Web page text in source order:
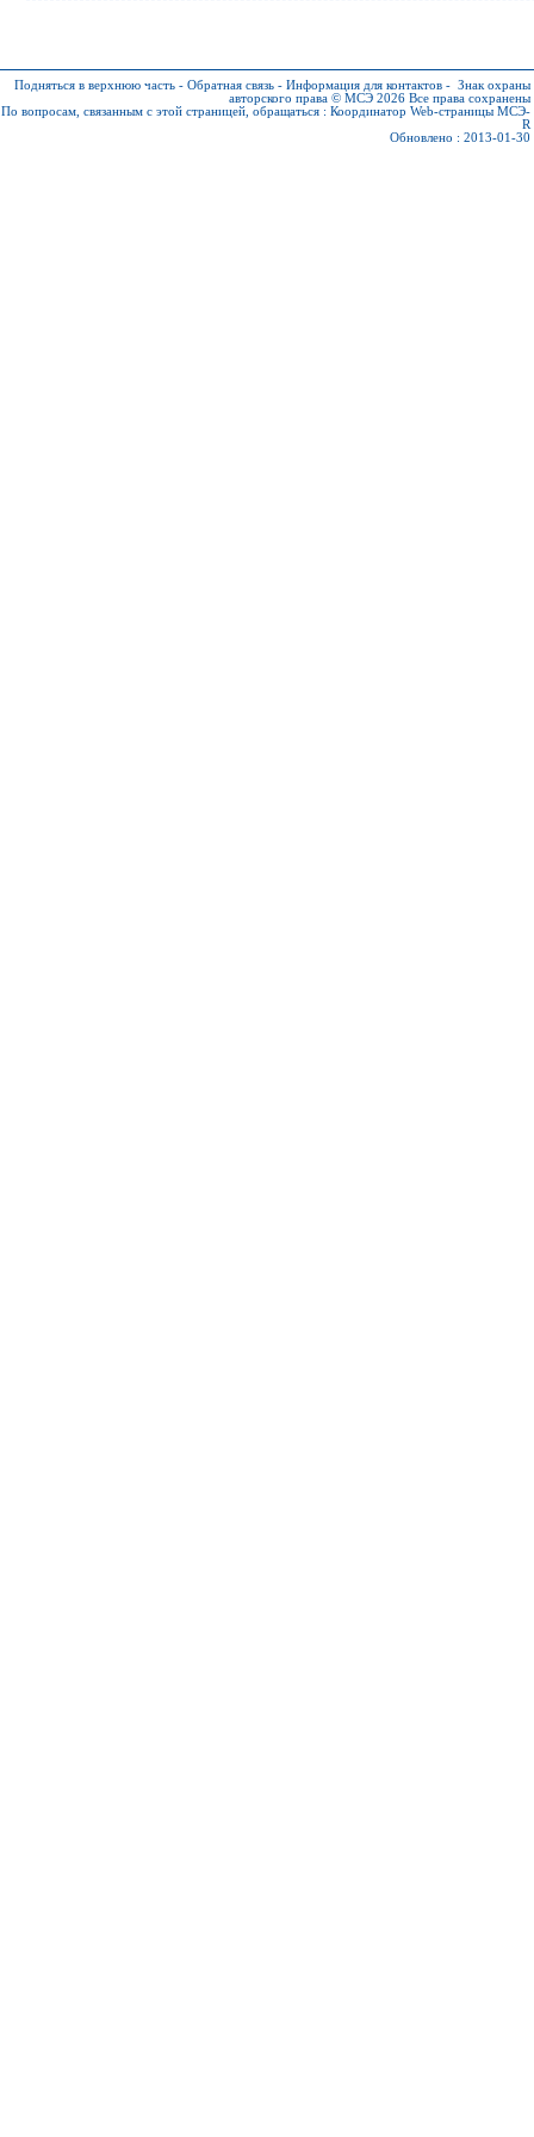
Подняться в верхнюю часть - Обратная связь - Информация для контактов - Знак охраны
авторского права © МСЭ 2026 Все права сохранены
По вопросам, связанным с этой страницей, обращаться : Координатор Web-страницы МСЭ-
R
Обновлено : 2013-01-30